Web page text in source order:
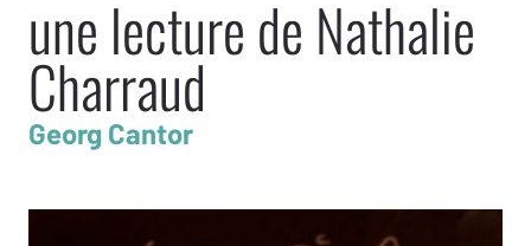
une lecture de Nathalie
Charraud
Georg Cantor